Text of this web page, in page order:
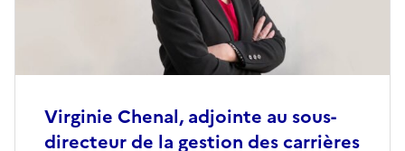
Virginie Chenal, adjointe au sous-
directeur de la gestion des carrières